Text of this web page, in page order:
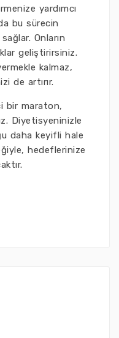
yardımcı
bu sürecin
Onların
geliştirirsiniz.
kalmaz,
de artırır.
bir maraton,
Diyetisyeninizle
daha keyifli hale
hedeflerinize